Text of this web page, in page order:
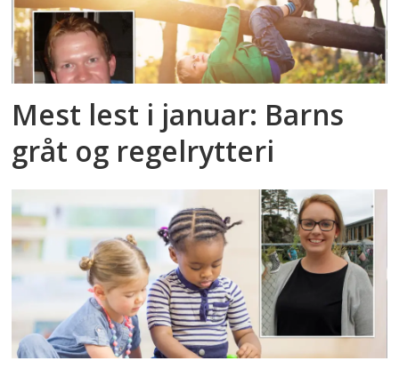
Mest lest i januar: Barns
gråt og regelrytteri